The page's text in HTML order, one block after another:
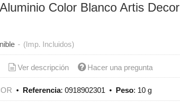
Color Blanco Artis Decor
- (Imp. Incluidos)
Ver descripción Hacer una pregunta
• Referencia:0918902301 • Peso: 10 g